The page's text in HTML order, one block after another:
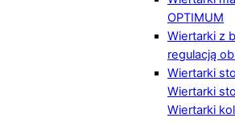
OPTIMUM
Wiertarki z
regulacją
Wiertarki
Wiertarki
Wiertarki